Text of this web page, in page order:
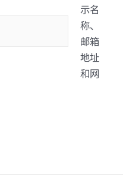
示名
称、
邮箱
地址
和网